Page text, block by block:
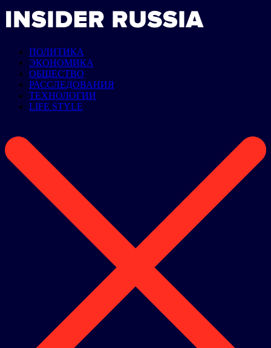
ПОЛИТИКА
ЭКОНОМИКА
ОБЩЕСТВО
РАССЛЕДОВАНИЯ
ТЕХНОЛОГИИ
LIFE STYLE